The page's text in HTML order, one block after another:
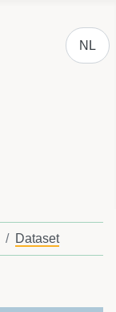
NL
Dataset